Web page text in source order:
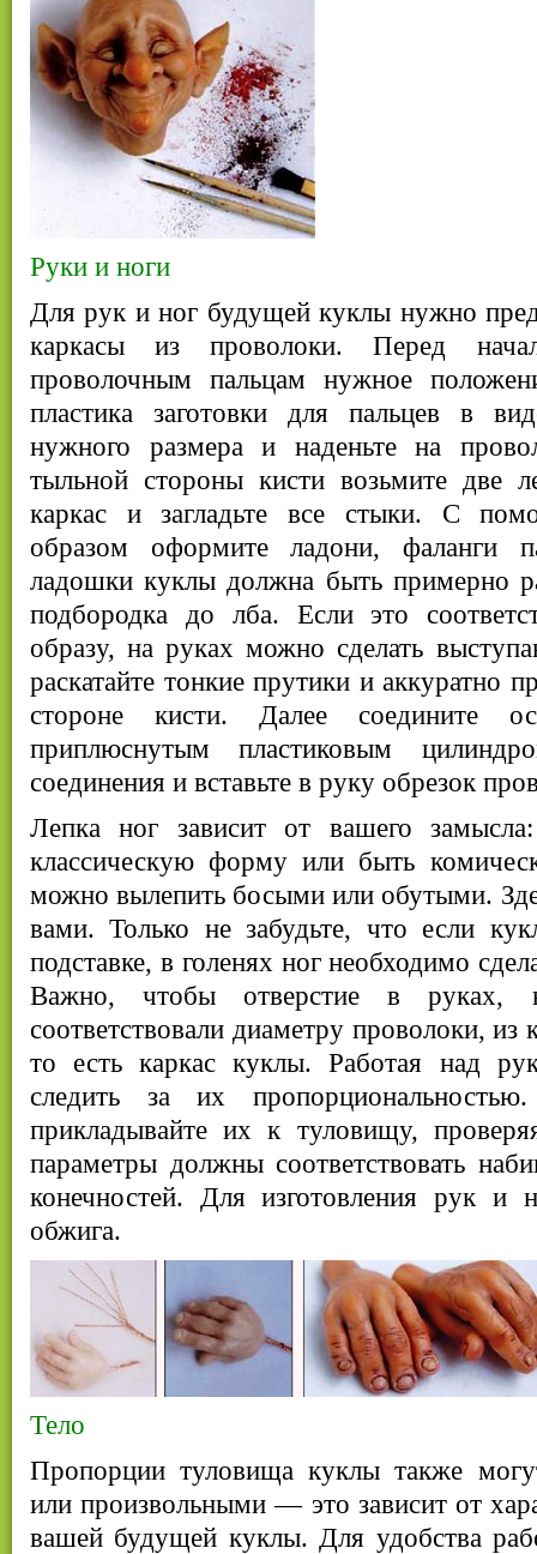
Руки и ноги
Для рук и ног будущей куклы нужно
каркасы из проволоки. Перед
проволочным пальцам нужное
пластика заготовки для пальцев в
нужного размера и наденьте на
тыльной стороны кисти возьмите две
каркас и загладьте все стыки. С
образом оформите ладони, фаланги
ладошки куклы должна быть примерно
подбородка до лба. Если это
образу, на руках можно сделать
раскатайте тонкие прутики и аккуратно
стороне кисти. Далее соедините
приплюснутым пластиковым
соединения и вставьте в руку обрезок
Лепка ног зависит от вашего
классическую форму или быть
можно вылепить босыми или обутыми.
вами. Только не забудьте, что если
подставке, в голенях ног необходимо
Важно, чтобы отверстие в
соответствовали диаметру проволоки, из
то есть каркас куклы. Работая над
следить за их
прикладывайте их к туловищу,
параметры должны соответствовать
конечностей. Для изготовления рук и
обжига.
Тело
Пропорции туловища куклы также
или произвольными — это зависит от
вашей будущей куклы. Для удобства